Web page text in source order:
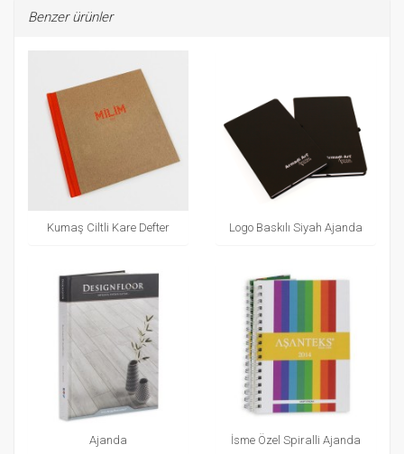
Benzer ürünler
Kumaş Ciltli Kare Defter Logo Baskılı Siyah Ajanda
Ajanda İsme Özel Spiralli Ajanda